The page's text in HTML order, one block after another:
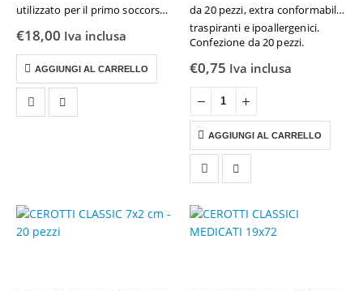
utilizzato per il primo soccorso
di emergenza in Aziende o unità
produttive del gruppo C e
comunque con meno di 3
lavoratori secondo il D.M. 388
del 15/07/2003…
€18,00 Iva inclusa
AGGIUNGI AL CARRELLO
da 20 pezzi, extra conformabili,
traspiranti e ipoallergenici.
Confezione da 20 pezzi.
€0,75 Iva inclusa
AGGIUNGI AL CARRELLO
€25,00 Iva inclusa